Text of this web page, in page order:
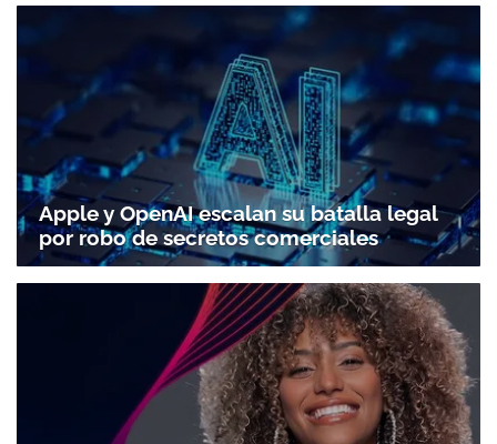
Apple y OpenAI escalan su batalla legal
por robo de secretos comerciales